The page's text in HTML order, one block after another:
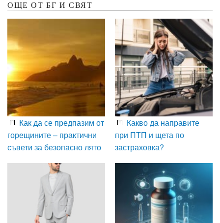
ОЩЕ ОТ БГ И СВЯТ
Как да се предпазим от
горещините – практични
съвети за безопасно лято
Какво да направите
при ПТП и щета по
застраховка?